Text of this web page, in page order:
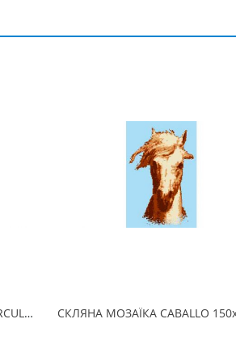
СКЛЯНА МОЗАЇКА DELFINES CIRCULO 190х215 (2.5 x 2.5 см) на папері